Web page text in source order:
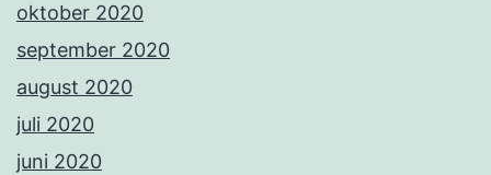
oktober 2020
september 2020
august 2020
juli 2020
juni 2020